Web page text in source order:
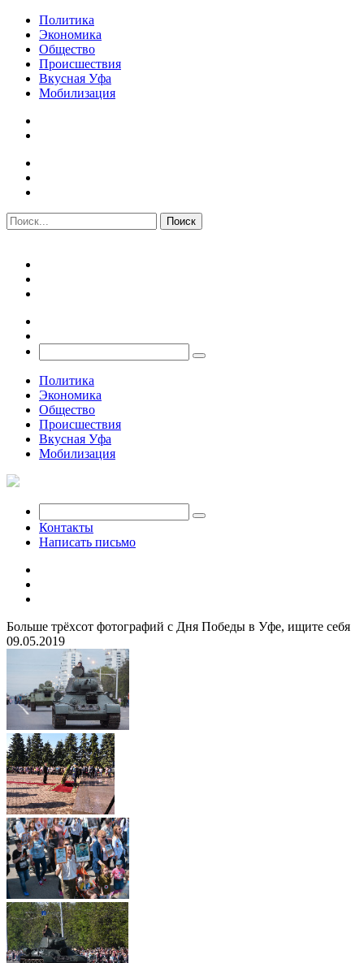
Политика
Экономика
Общество
Происшествия
Вкусная Уфа
Мобилизация
Политика
Экономика
Общество
Происшествия
Вкусная Уфа
Мобилизация
Контакты
Написать письмо
Больше трёхсот фотографий с Дня Победы в Уфе, ищите себя
09.05.2019